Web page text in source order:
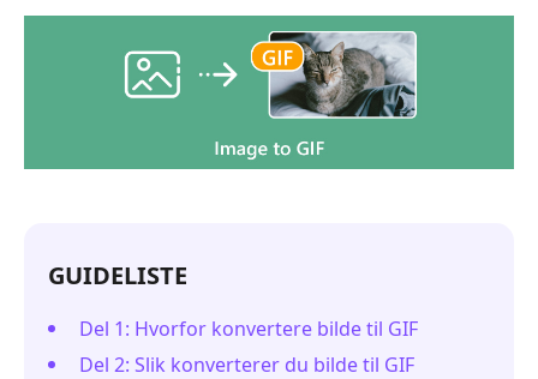
GUIDELISTE
Del 1: Hvorfor konvertere bilde til GIF
Del 2: Slik konverterer du bilde til GIF